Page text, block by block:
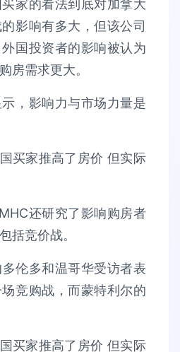
家的看法到底对加拿大
影响有多大，但该公司
国投资者的影响被认为
房需求更大。
，影响力与市场力量是
还研究了影响购房者
括竞价战。
伦多和温哥华受访者表
竞购战，而蒙特利尔的